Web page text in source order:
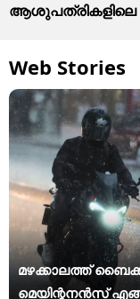
ആശുപത്രികളിലെ
Web Stories
മഴക്കാലത്ത്
മെയിന്റനൻസ്